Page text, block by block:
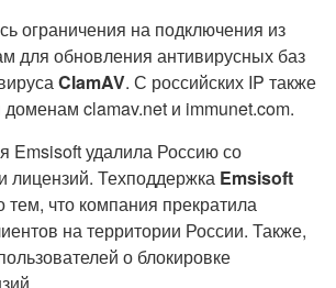
ограничения на подключения из
для обновления антивирусных баз
ClamAV. С российских IP также
clamav.net и immunet.com.
Emsisoft удалила Россию со
лицензий. Техподдержка Emsisoft
тем, что компания прекратила
на территории России. Также,
о блокировке